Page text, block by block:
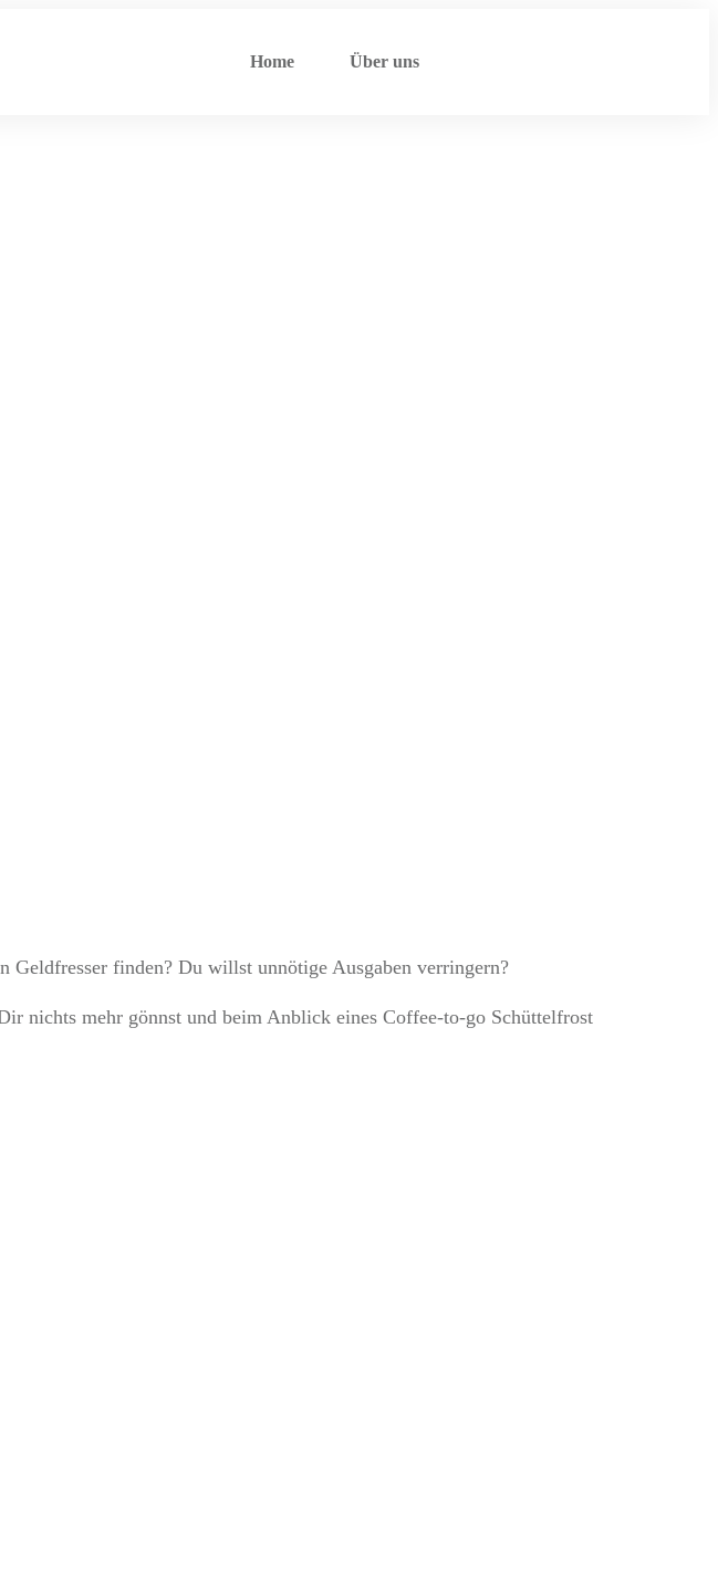
Home Über uns
Geldfresser finden? Du willst unnötige Ausgaben verringern?
nichts mehr gönnst und beim Anblick eines Coffee-to-go Schüttelfrost